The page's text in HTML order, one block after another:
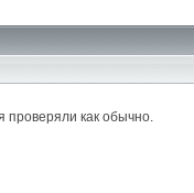
проверяли как обычно.